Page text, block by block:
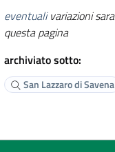
eventualivariazioni
questa pagina
archiviato sotto:
San Lazzaro di Savena